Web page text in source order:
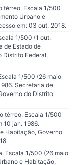
térreo. Escala 1/500
Urbano e
em: 03 out. 2018.
1/500 (1 out.
de Estado de
Distrito Federal,
1/500 (26 maio
Secretaria de
do Distrito
térreo. Escala 1/500
10 jan. 1986.
Habitação, Governo
Escala 1/500 (26 maio
e Habitação,